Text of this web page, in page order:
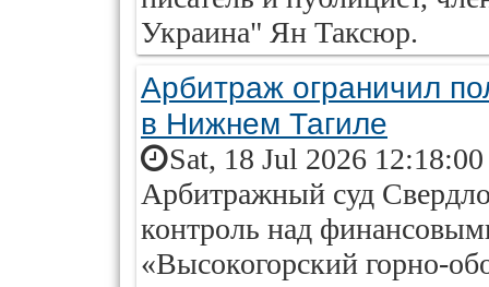
Украина" Ян Таксюр.
Арбитраж ограничил
в Нижнем Тагиле
Sat, 18 Jul 2026
Арбитражный суд
контроль над
«Высокогорский горно-